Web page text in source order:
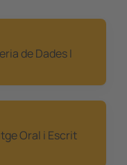
de Dades I
Oral i Escrit